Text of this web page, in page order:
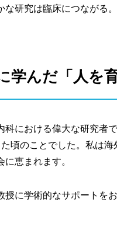
な研究は臨床につながる
学んだ「人を
科における偉大な研究者
頃のことでした。私は
恵まれます。
授に学術的なサポートを